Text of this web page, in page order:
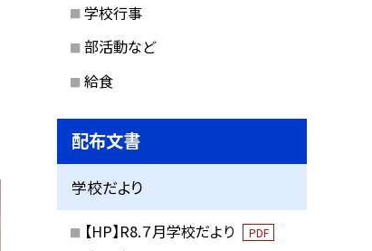
学校行事
部活動など
給食
配布文書
学校だより
【HP】R8.７月学校だより PDF